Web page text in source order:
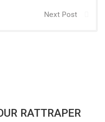
Next Post
RATTRAPER